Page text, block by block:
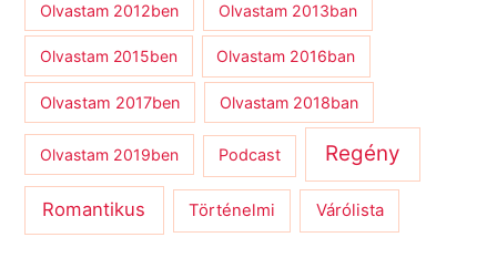
Olvastam 2012ben Olvastam 2013ban
Olvastam 2015ben Olvastam 2016ban
Olvastam 2017ben Olvastam 2018ban
Olvastam 2019ben Podcast Regény
Romantikus Történelmi Várólista